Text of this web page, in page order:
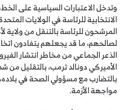
وتدخل الاعتبارات السياسية على
الانتخابية للرئاسة في الولايات
المرشحون للرئاسة بالتنقل من
لصالحهم، ما قد يجعلهم يتفادون اتخاذ
الذعر الجماعي من مخاطر انتشار
الأميركي دونالد ترمب، بالتقليل
بالتضارب مع مسؤولي الصحة في
مواجهة الأزمة.